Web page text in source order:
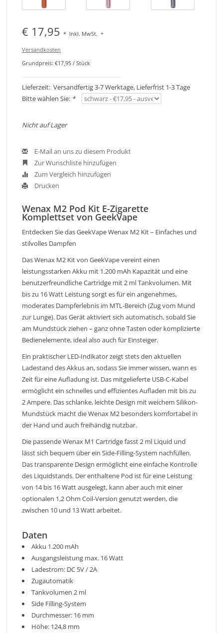
€ 17,95 * Inkl. MwSt. +
Versandkosten
Grundpreis: €17,95 / Stück
Lieferzeit: Versandfertig 3-7 Werktage, Lieferfrist 1-3 Tage
Bitte wählen Sie: *
Nicht auf Lager
E-Mail an uns zu diesem Produkt
Zur Wunschliste hinzufügen
Zum Vergleich hinzufügen
Drucken
Wenax M2 Pod Kit E-Zigarette
Komplettset von GeekVape
Entdecken Sie das GeekVape Wenax M2 Kit – Einfaches und
stilvolles Dampfen
Das Wenax M2 Kit von GeekVape vereint einen
leistungsstarken Akku mit 1.200 mAh Kapazität und eine
benutzerfreundliche Cartridge mit 2 ml Tankvolumen. Mit
bis zu 16 Watt Leistung sorgt es für ein angenehmes,
moderates Dampferlebnis im MTL-Bereich (Zug vom Mund
zur Lunge). Das Gerät aktiviert sich automatisch, sobald Sie
am Mundstück ziehen – ganz ohne Tasten oder komplizierte
Bedienelemente, ideal also auch für Einsteiger.
Ein praktischer LED-Indikator zeigt stets den aktuellen
Ladestand des Akkus an, sodass Sie immer wissen, wann es
Zeit für eine Aufladung ist. Das mitgelieferte USB-C-Kabel
ermöglicht ein schnelles und effizientes Aufladen mit bis zu
2 Ampere. Das schlanke, leichte Design mit weichem Silikon-
Mundstück macht die Wenax M2 besonders komfortabel in
der Hand und auch freihändig nutzbar.
Die passende Wenax M1 Cartridge fasst 2 ml Liquid und
lässt sich bequem über ein Side-Filling-System nachfüllen.
Das transparente Design ermöglicht eine einfache Kontrolle
des Liquidstands. Der enthaltene Pod ist für eine Leistung
von 14 bis 16 Watt ausgelegt, kann aber auch mit einer
optionalen 1,2 Ohm Coil-Version genutzt werden, die
zwischen 10 und 13 Watt arbeitet.
Daten
Akku 1.200 mAh
Ausgangsleistung max. 16 Watt
Ladestrom: DC 5V / 2A
Zugautomatik
Tankvolumen 2 ml
Side Filling-System
Durchmesser: 16 mm
Höhe: 124,8 mm